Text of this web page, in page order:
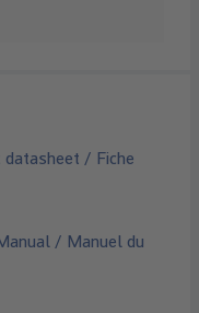
/ Fiche
/ Manuel du